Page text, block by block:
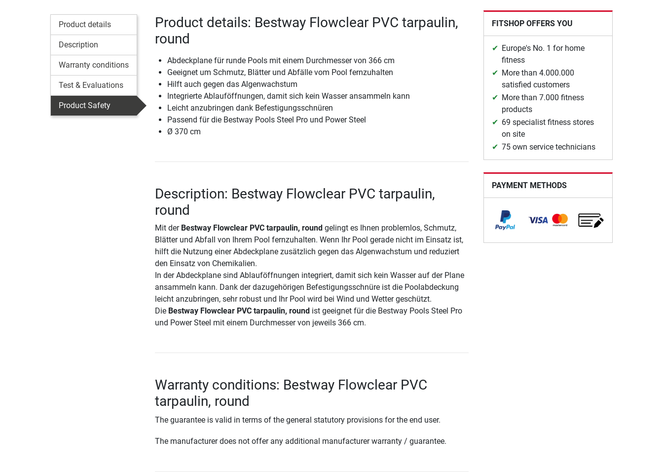
Product details
Description
Warranty conditions
Test & Evaluations
Product Safety
Product details: Bestway Flowclear PVC tarpaulin,
round
Abdeckplane für runde Pools mit einem Durchmesser von 366 cm
Geeignet um Schmutz, Blätter und Abfälle vom Pool fernzuhalten
Hilft auch gegen das Algenwachstum
Integrierte Ablauföffnungen, damit sich kein Wasser ansammeln kann
Leicht anzubringen dank Befestigungsschnüren
Passend für die Bestway Pools Steel Pro und Power Steel
Ø 370 cm
Description: Bestway Flowclear PVC tarpaulin,
round
Mit der Bestway Flowclear PVC tarpaulin, roundgelingt es Ihnen problemlos, Schmutz,
Blätter und Abfall von Ihrem Pool fernzuhalten. Wenn Ihr Pool gerade nicht im Einsatz ist,
hilft die Nutzung einer Abdeckplane zusätzlich gegen das Algenwachstum und reduziert
den Einsatz von Chemikalien.
In der Abdeckplane sind Ablauföffnungen integriert, damit sich kein Wasser auf der Plane
ansammeln kann. Dank der dazugehörigen Befestigungsschnüre ist die Poolabdeckung
leicht anzubringen, sehr robust und Ihr Pool wird bei Wind und Wetter geschützt.
Die Bestway Flowclear PVC tarpaulin, roundist geeignet für die Bestway Pools Steel Pro
und Power Steel mit einem Durchmesser von jeweils 366 cm.
Warranty conditions: Bestway Flowclear PVC
tarpaulin, round
The guarantee is valid in terms of the general statutory provisions for the end user.
The manufacturer does not offer any additional manufacturer warranty / guarantee.
FITSHOP OFFERS YOU
Europe's No. 1 for home
fitness
More than 4.000.000
satisfied customers
More than 7.000 fitness
products
69 specialist fitness stores
on site
75 own service technicians
PAYMENT METHODS